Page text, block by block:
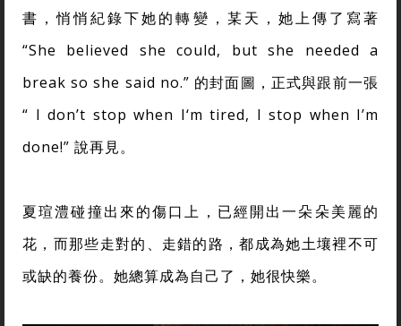
書，悄悄紀錄下她的轉變，某天，她上傳了寫著
“She believed she could, but she needed a
break so she said no.” 的封面圖，正式與跟前一張
“ I don’t stop when I‘m tired, I stop when I’m
done!” 說再見。
夏瑄澧碰撞出來的傷口上，已經開出一朵朵美麗的
花，而那些走對的、走錯的路，都成為她土壤裡不可
或缺的養份。她總算成為自己了，她很快樂。